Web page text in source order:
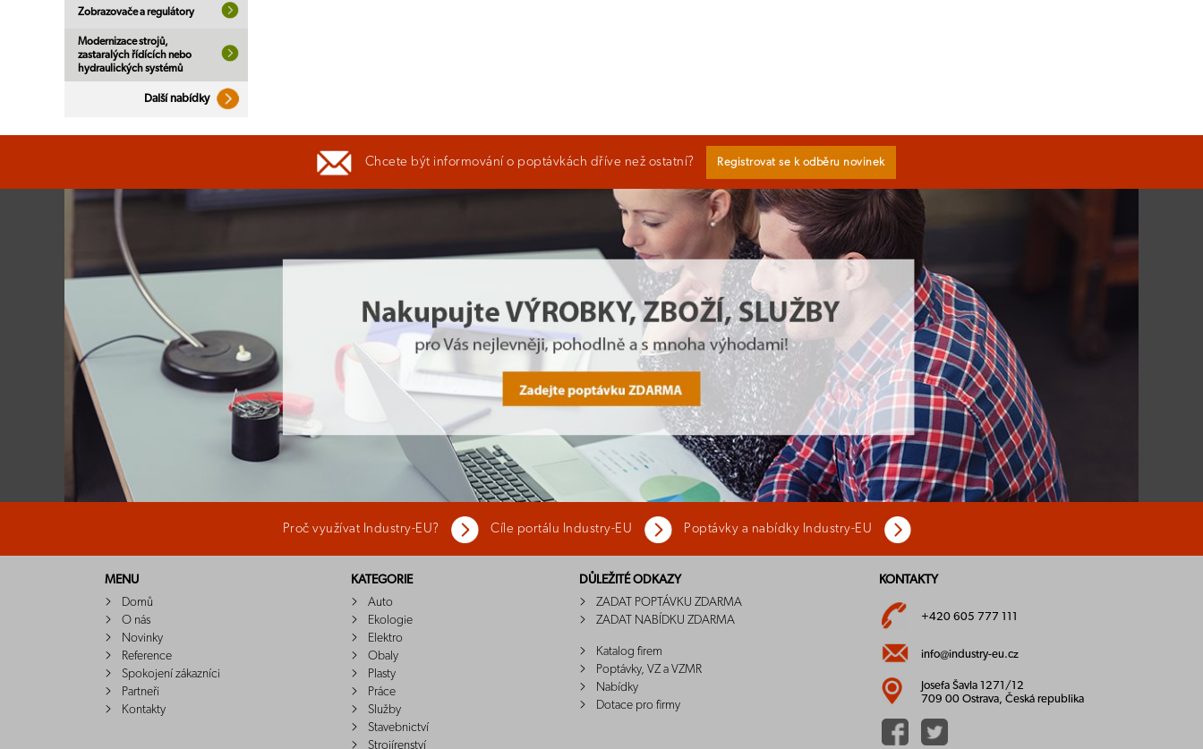
Zobrazovače a regulátory
Modernizace strojů,
zastaralých řídících nebo
hydraulických systémů
Další nabídky
Chcete být informování o poptávkách dříve než ostatní? Registrovat se k odběru novinek
Proč využívat Industry-EU? Cíle portálu Industry-EU Poptávky a nabídky Industry-EU
MENU
Domů
O nás
Novinky
Reference
Spokojení zákazníci
Partneři
Kontakty
KATEGORIE
Auto
Ekologie
Elektro
Obaly
Plasty
Práce
Služby
Stavebnictví
Strojírenství
DŮLEŽITÉ ODKAZY
ZADAT POPTÁVKU ZDARMA
ZADAT NABÍDKU ZDARMA
Katalog firem
Poptávky, VZ a VZMR
Nabídky
Dotace pro firmy
KONTAKTY
+420 605 777 111
info@industry-eu.cz
Josefa Šavla 1271/12
709 00 Ostrava, Česká republika